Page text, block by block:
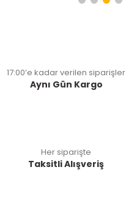
17:00’e kadar verilen siparişler
Aynı Gün Kargo
Her siparişte
Taksitli Alışveriş